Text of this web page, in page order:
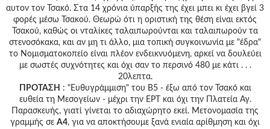
αυτον τον Τσακό. Στα 14 χρόνια ύπαρξής της έχει μπει κι έχει βγεί 3
φορές μέσω Τσακού. Θεωρώ ότι η οριστική της θέση είναι εκτός
Τσακού, καθώς οι νταλίκες ταλαιπωρούνται και ταλαιπωρούν τα
στενοσόκακα, και αν μη τι άλλο, μια τοπική συγκοινωνία με "έδρα"
το Νομισματοκοπείο είναι πλέον ενδεικνυόμενη, αρκεί να δουλεύει
με σωστές συχνότητες και όχι σαν το περσινό 480 με κάτι . . .
20λεπτα.
ΠΡΟΤΑΣΗ : "Ευθυγράμμιση" του Β5 - έξω από τον Τσακό και
ευθεία τη Μεσογείων - μέχρι την ΕΡΤ και όχι την Πλατεία Αγ.
Παρασκευής, γιατί γίνεται το αδιαχώρητο εκεί. Μετονομασία της
γραμμής σε Α4, για να αποκτήσουμε ξανά ενιαία αρίθμηση και όχι